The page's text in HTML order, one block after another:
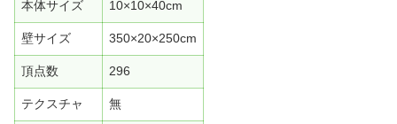
本体サイズ 10×10×40cm
壁サイズ 350×20×250cm
頂点数 296
テクスチャ 無